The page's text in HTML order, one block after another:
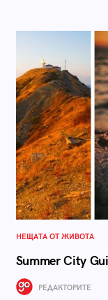
НЕЩАТА ОТ ЖИВОТА
Summer City
РЕДАКТОРИТЕ